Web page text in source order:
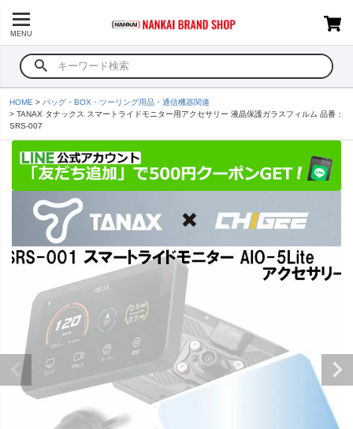
MENU
HOME
バッグ・BOX・ツーリング用品・通信機器関連
TANAX タナックス スマートライドモニター用アクセサリー 液晶保護ガラスフィルム 品番：
SRS-007